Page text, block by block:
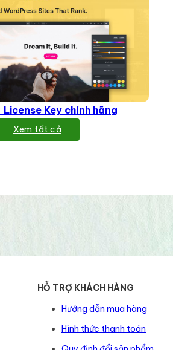
Key chính hãng
Xem tất cả
HỖ TRỢ KHÁCH HÀNG
Hướng dẫn mua hàng
Hình thức thanh toán